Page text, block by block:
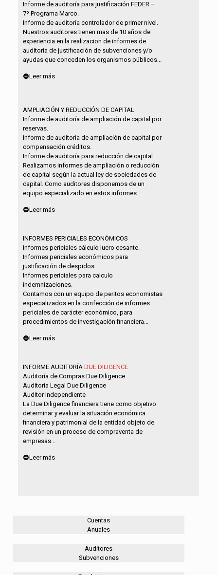
Informe de auditoría para justificación FEDER –
7º Programa Marco.
Informe de auditoría controlador de primer nivel.
Nuestros auditores tienen mas de 10 años de
experiencia en la realizacion de informes de
auditoría de justificación de subvenciones y/o
ayudas que conceden los organismos públicos...
Leer más
AMPLIACIÓN Y REDUCCIÓN DE CAPITAL
Informe de auditoría de ampliación de capital por
reservas.
Informe de auditoría de ampliación de capital por
compensación créditos.
Informe de auditoría para reducción de capital.
Realizamos informes de ampliación o reducción
de capital según la actual ley de sociedades de
capital. Como auditores disponemos de un
equipo especializado en estos informes...
Leer más
INFORMES PERICIALES ECONÓMICOS
Informes periciales cálculo lucro cesante.
Informes periciales económicos para
justificación de despidos.
Informes periciales para calculo
indemnizaciones.
Contamos con un equipo de peritos economistas
especializados en la confección de informes
periciales de carácter económico, para
procedimientos de investigación financiera...
Leer más
INFORME AUDITORÍA DUE DILIGENCE
Auditoría de Compras Due Diligence
Auditoría Legal Due Diligence
Auditor Independiente
La Due Diligence financiera tiene como objetivo
determinar y evaluar la situación económica
financiera y patrimonial de la entidad objeto de
revisión en un proceso de compraventa de
empresas...
Leer más
Cuentas
Anuales
Auditores
Subvenciones